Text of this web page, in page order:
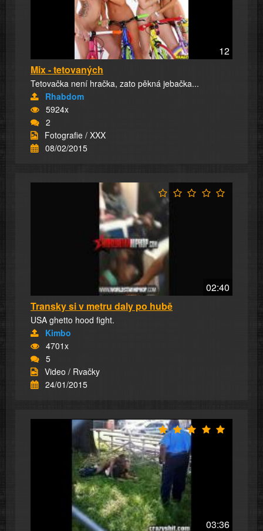
12
Mix - tetovaných
Tetovačka není hračka, zato pěkná jebačka...
Rhabdom
5924x
2
Fotografie / XXX
08/02/2015
02:40
Transky si v metru daly po hubě
USA ghetto hood fight.
Kimbo
4701x
5
Video / Rvačky
24/01/2015
03:36